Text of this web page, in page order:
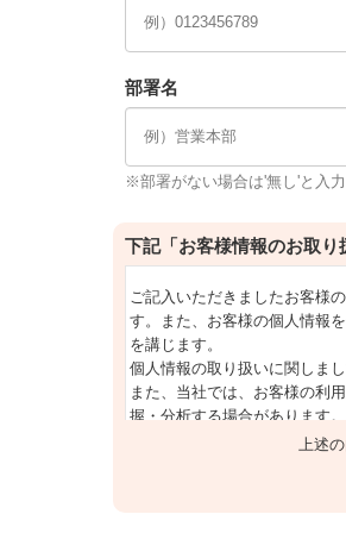
部署名
※部署がない場合は'無し'と入
下記「お客様情報のお取
上述